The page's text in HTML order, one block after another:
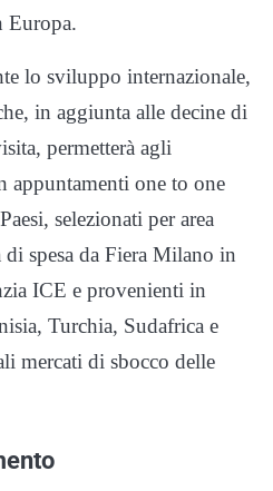
Europa.
lo sviluppo internazionale,
in aggiunta alle decine di
permetterà agli
appuntamenti one to one
selezionati per area
di spesa da Fiera Milano in
ICE e provenienti in
Turchia, Sudafrica e
mercati di sbocco delle